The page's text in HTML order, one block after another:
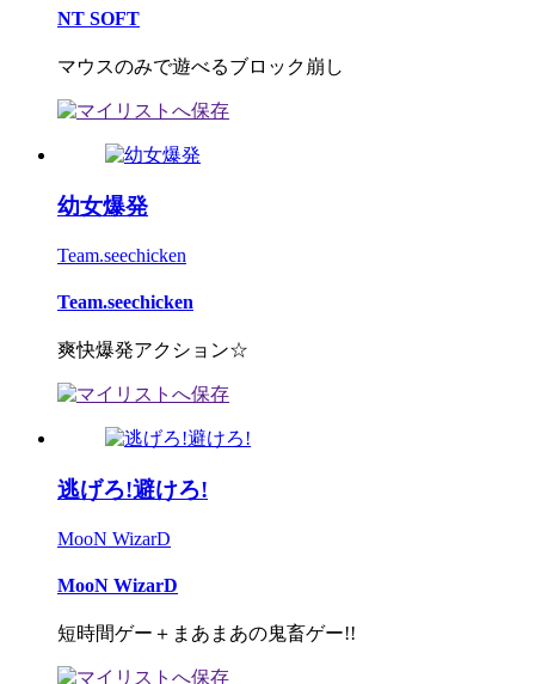
NT SOFT
マウスのみで遊べるブロック崩し
幼女爆発
Team.seechicken
Team.seechicken
爽快爆発アクション☆
逃げろ!避けろ!
MooN WizarD
MooN WizarD
短時間ゲー＋まあまあの鬼畜ゲー!!